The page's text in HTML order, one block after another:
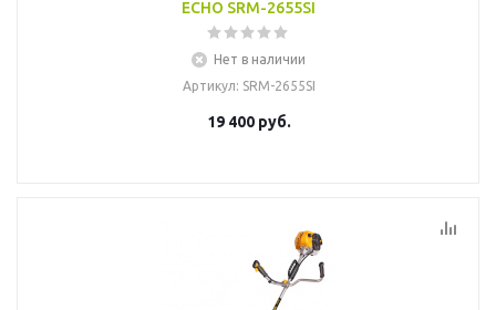
ECHO SRM-2655SI
Нет в наличии
Артикул: SRM-2655SI
19 400руб.